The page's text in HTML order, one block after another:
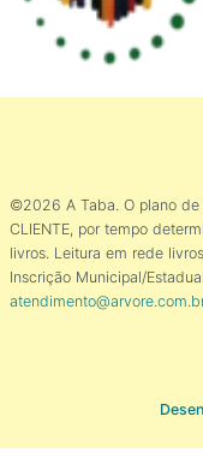
©2026 A Taba. O plano de
CLIENTE, por tempo
livros. Leitura em rede
Inscrição Municipal/